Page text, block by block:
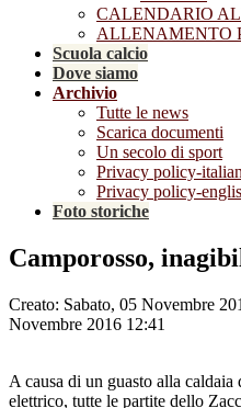
CALENDARIO
ALLENAMENTO
Scuola calcio
Dove siamo
Archivio
Tutte le news
Scarica documenti
Un secolo di sport
Privacy policy-
Privacy policy-
Foto storiche
Camporosso,
Creato: Sabato, 05 Novembre
Novembre 2016 12:41
A causa di un guasto alla
elettrico, tutte le partite dello